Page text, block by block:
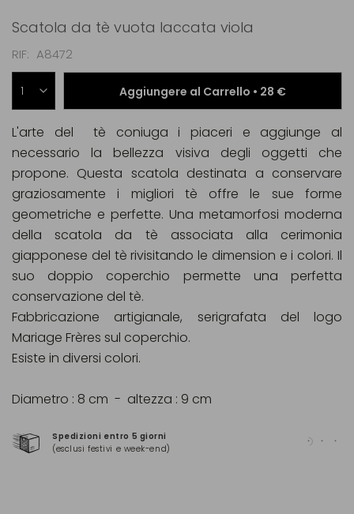
Scatola da tè vuota laccata viola
RIF A8472
Aggiungere al Carrello • 28 €
Spedizioni entro 5 giorni
(esclusi festivi e week-end)
L'arte del tè coniuga i piaceri e aggiunge al
necessario la bellezza visiva degli oggetti che
propone. Questa scatola destinata a conservare
graziosamente i migliori tè offre le sue forme
geometriche e perfette. Una metamorfosi moderna
della scatola da tè associata alla cerimonia
giapponese del tè rivisitando le dimension e i colori. Il
suo doppio coperchio permette una perfetta
conservazione del tè.
Fabbricazione artigianale, serigrafata del logo
Mariage Frères sul coperchio.
Esiste in diversi colori.
Diametro : 8 cm - altezza : 9 cm